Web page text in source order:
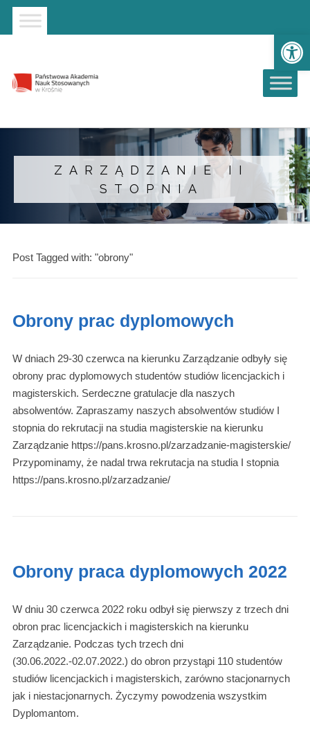
Strona główna
Przejdź do wyszukiwarki
Przejdź do menu głównego
ZARZĄDZANIE II
STOPNIA
Post Tagged with: "obrony"
Obrony prac dyplomowych
W dniach 29-30 czerwca na kierunku Zarządzanie odbyły się
obrony prac dyplomowych studentów studiów licencjackich i
magisterskich. Serdeczne gratulacje dla naszych
absolwentów. Zapraszamy naszych absolwentów studiów I
stopnia do rekrutacji na studia magisterskie na kierunku
Zarządzanie https://pans.krosno.pl/zarzadzanie-magisterskie/
Przypominamy, że nadal trwa rekrutacja na studia I stopnia
https://pans.krosno.pl/zarzadzanie/
Obrony praca dyplomowych 2022
W dniu 30 czerwca 2022 roku odbył się pierwszy z trzech dni
obron prac licencjackich i magisterskich na kierunku
Zarządzanie. Podczas tych trzech dni
(30.06.2022.-02.07.2022.) do obron przystąpi 110 studentów
studiów licencjackich i magisterskich, zarówno stacjonarnych
jak i niestacjonarnych. Życzymy powodzenia wszystkim
Dyplomantom.